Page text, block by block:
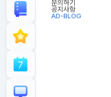
문의하기
공지사항
AD-BLOG